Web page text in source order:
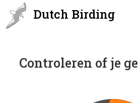
Dutch Birding
Controleren of je